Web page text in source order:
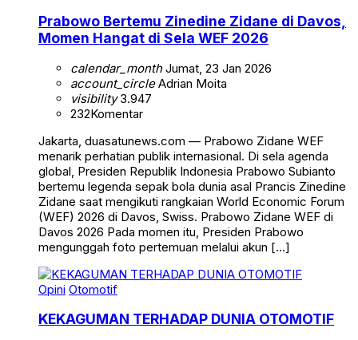
Prabowo Bertemu Zinedine Zidane di Davos,
Momen Hangat di Sela WEF 2026
calendar_monthJumat, 23 Jan 2026
account_circleAdrian Moita
visibility3.947
232Komentar
Jakarta, duasatunews.com — Prabowo Zidane WEF
menarik perhatian publik internasional. Di sela agenda
global, Presiden Republik Indonesia Prabowo Subianto
bertemu legenda sepak bola dunia asal Prancis Zinedine
Zidane saat mengikuti rangkaian World Economic Forum
(WEF) 2026 di Davos, Swiss. Prabowo Zidane WEF di
Davos 2026 Pada momen itu, Presiden Prabowo
mengunggah foto pertemuan melalui akun […]
Opini Otomotif
KEKAGUMAN TERHADAP DUNIA OTOMOTIF